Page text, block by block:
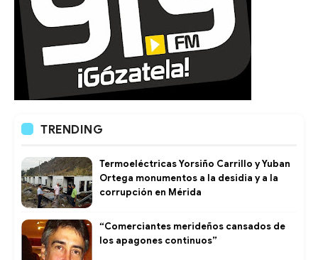
TRENDING
Termoeléctricas Yorsiño Carrillo y Yuban
Ortega monumentos a la desidia y a la
corrupción en Mérida
“Comerciantes merideños cansados de
los apagones continuos”